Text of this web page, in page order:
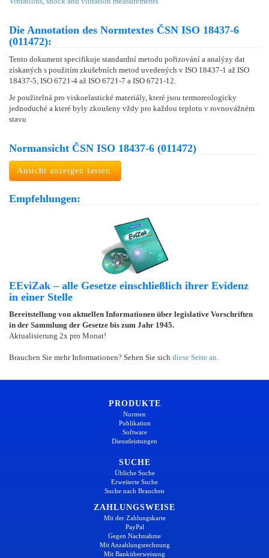
Die Annotation des Normtextes ČSN ISO 18437-6
(011472):
Tento dokument specifikuje standardní metodu pořizování a analýzy dat
získaných s použitím zkušebních metod uvedených v ISO 18437-1 až ISO
18437-5, ISO 6721-4 až ISO 6721-7 a ISO 6721-12.
Je použitelná pro viskoelastické materiály, které jsou termoreologicky
jednoduché a které byly zkoušeny vždy pro každou teplotu v rovnovážném
stavu
Normansicht ČSN ISO 18437-6 (011472)
Ansicht anzeigen lassen.
Empfehlungen:
EEviZak – alle Gesetze einschließlich ihrer Evidenz
in einer Stelle
Bereitstellung von aktuellen Informationen über legislative Vorschriften
in der Sammlung der Gesetze bis zum Jahr 1945.
Aktualisierung 2x pro Monat!
Brauchen Sie mehr Informationen? Sehen Sie sich diese Seite an
PRODUKTE
Normen
Publikation
Software
Dienstleistungen
SUCHE
Übliche Suche
Erweiterte Suche
Suche nach Branchen
ZAHLUNGSWEISE
Mit der Zahlungskarte
PayPal
Gegen Nachnahme
Mit Anzahlungsrechnung
Mit Banküberweisung